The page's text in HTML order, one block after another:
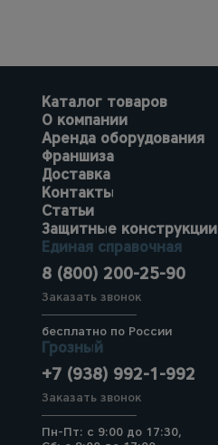
Каталог товаров
О компании
Аренда оборудования
Франшиза
Доставка
Контакты
Статьи
Защитные конструкции
Единая справочная
8 (800) 200-25-90
Заказать звонок
бесплатно по России
Грозный
+7 (938) 992-1-992
Заказать звонок
Пн-Пт: с 9:00 до 17:30,